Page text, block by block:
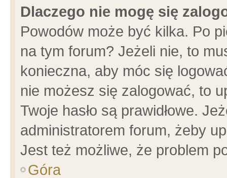
Dlaczego nie mogę się
Powodów może być kilka. Po
na tym forum? Jeżeli nie, to
konieczna, aby móc się
nie możesz się zalogować, to
Twoje hasło są prawidłowe.
administratorem forum, żeby
Jest też możliwe, że problem
Góra